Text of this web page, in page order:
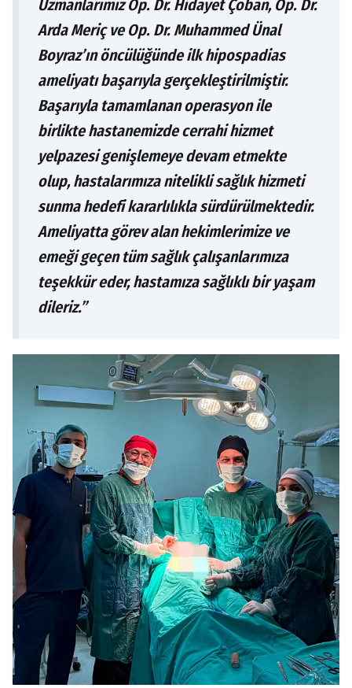
Uzmanlarımız Op. Dr. Hidayet Çoban, Op. Dr.
Arda Meriç ve Op. Dr. Muhammed Ünal
Boyraz’ın öncülüğünde ilk hipospadias
ameliyatı başarıyla gerçekleştirilmiştir.
Başarıyla tamamlanan operasyon ile
birlikte hastanemizde cerrahi hizmet
yelpazesi genişlemeye devam etmekte
olup, hastalarımıza nitelikli sağlık hizmeti
sunma hedefi kararlılıkla sürdürülmektedir.
Ameliyatta görev alan hekimlerimize ve
emeği geçen tüm sağlık çalışanlarımıza
teşekkür eder, hastamıza sağlıklı bir yaşam
dileriz.”